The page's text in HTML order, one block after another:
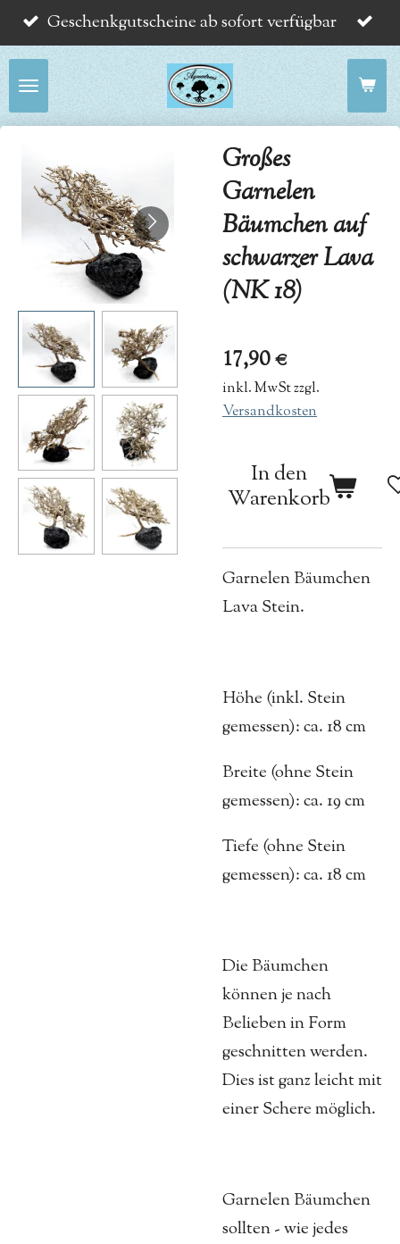
Zum
Hauptinhalt
springen
Geschenkgutscheine ab sofort verfügbar
Großes
Garnelen
Bäumchen auf
schwarzer Lava
(NK 18)
17,90 €
inkl. MwSt zzgl.
Versandkosten
In den
Warenkorb
Garnelen Bäumchen
Lava Stein.
Höhe (inkl. Stein
gemessen): ca. 18 cm
Breite (ohne Stein
gemessen): ca. 19 cm
Tiefe (ohne Stein
gemessen): ca. 18 cm
Die Bäumchen
können je nach
Belieben in Form
geschnitten werden.
Dies ist ganz leicht mit
einer Schere möglich.
Garnelen Bäumchen
sollten - wie jedes